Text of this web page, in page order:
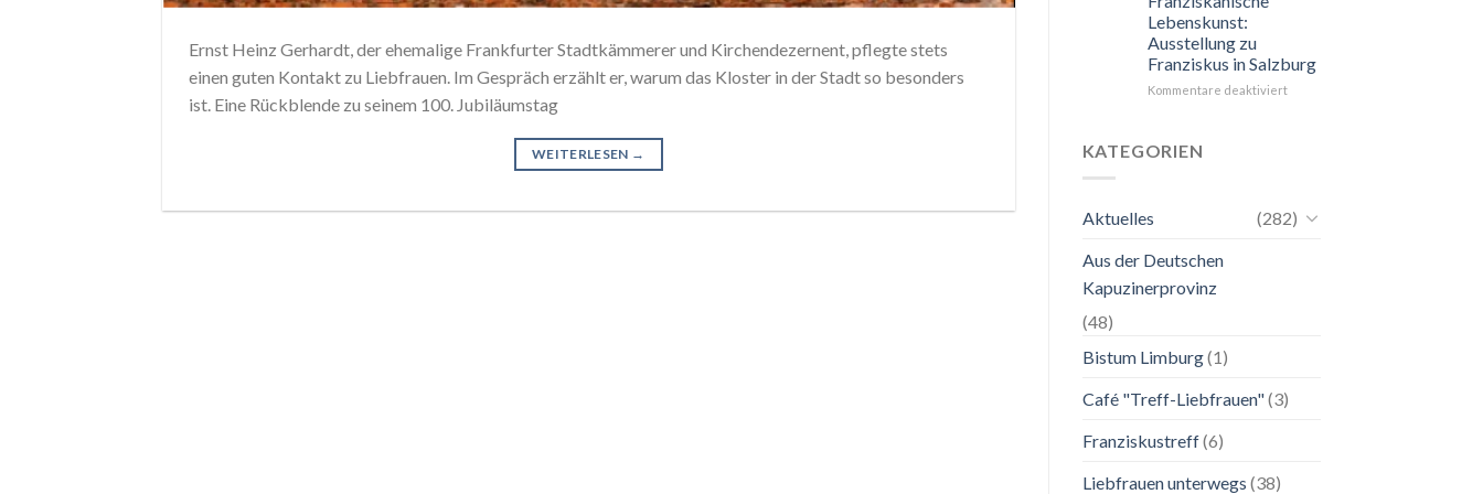
Ernst Heinz Gerhardt, der ehemalige Frankfurter Stadtkämmerer und Kirchendezernent, pflegte stets
einen guten Kontakt zu Liebfrauen. Im Gespräch erzählt er, warum das Kloster in der Stadt so besonders
ist. Eine Rückblende zu seinem 100. Jubiläumstag
WEITERLESEN →
unkompliziert.
Lebenskunst:
Ausstellung zu
Franziskus in Salzburg
Kommentare deaktiviertfür
Franziskanische
KATEGORIEN
Aktuelles
(282)
Aus der Deutschen
Kapuzinerprovinz
(48)
Bistum Limburg(1)
Café "Treff-Liebfrauen"(3)
Franziskustreff(6)
Liebfrauen unterwegs (38)